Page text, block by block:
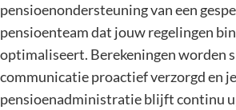
pensioenondersteuning van een
pensioenteam dat jouw regelingen
optimaliseert. Berekeningen worden
communicatie proactief verzorgd en je
pensioenadministratie blijft continu